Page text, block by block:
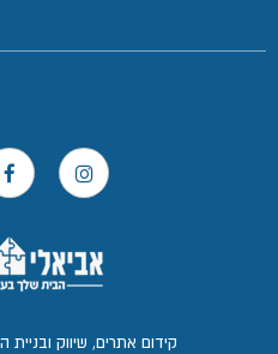
קידום אתרים, שיווק